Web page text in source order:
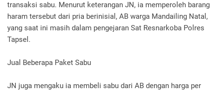
transaksi sabu. Menurut keterangan JN, ia memperoleh barang
haram tersebut dari pria berinisial, AB warga Mandailing Natal,
yang saat ini masih dalam pengejaran Sat Resnarkoba Polres
Tapsel.
Jual Beberapa Paket Sabu
JN juga mengaku ia membeli sabu dari AB dengan harga per